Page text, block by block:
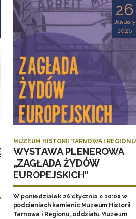
26
January
2026
MUZEUM HISTORII TARNOWA I REGIONU
WYSTAWA PLENEROWA
„ZAGŁADA ŻYDÓW
EUROPEJSKICH”
W poniedziałek 26 stycznia o 10:00 w
podcieniach kamienic Muzeum Historii
Tarnowa i Regionu, oddziału Muzeum